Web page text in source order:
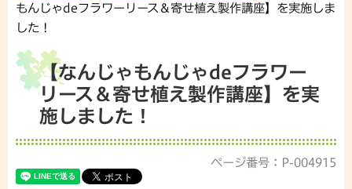
もんじゃdeフラワーリース＆寄せ植え製作講座】を実施しま
した！
【なんじゃもんじゃdeフラワー
リース＆寄せ植え製作講座】を実
施しました！
ページ番号：P-004915